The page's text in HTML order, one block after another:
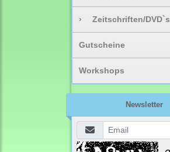
› Zeitschriften/DVD`s
Gutscheine
Workshops
Newsletter